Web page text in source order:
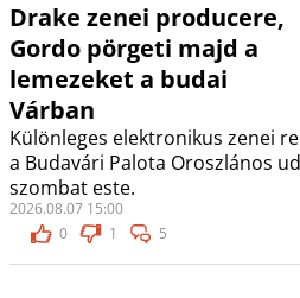
Drake zenei producere,
Gordo pörgeti majd a
lemezeket a budai
Várban
Különleges elektronikus zenei
a Budavári Palota Oroszlános
szombat este.
2026.08.07 15:00
0
1 5